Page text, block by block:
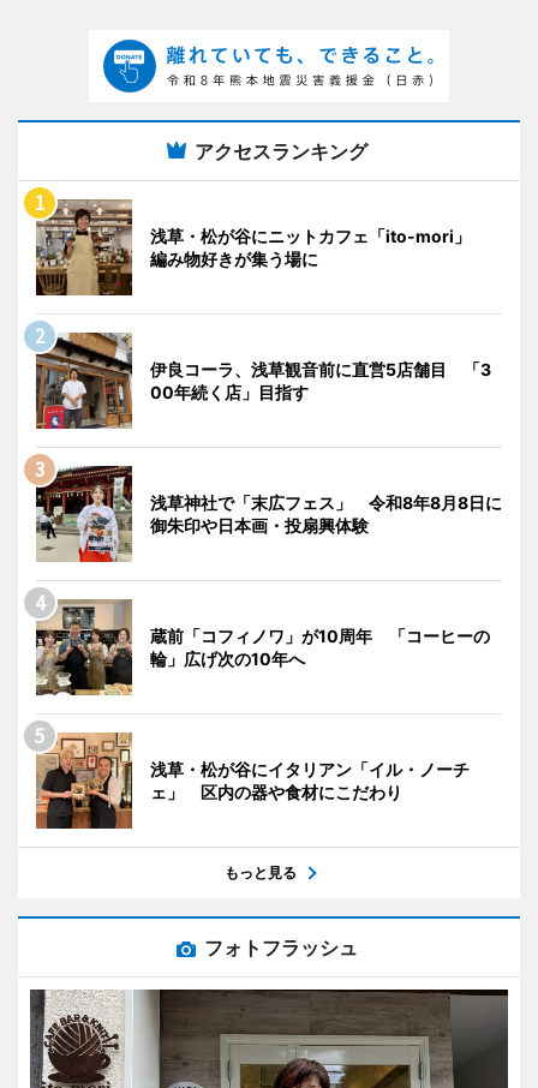
アクセスランキング
浅草・松が谷にニットカフェ「ito-mori」
編み物好きが集う場に
伊良コーラ、浅草観音前に直営5店舗目 「3
00年続く店」目指す
浅草神社で「末広フェス」 令和8年8月8日に
御朱印や日本画・投扇興体験
蔵前「コフィノワ」が10周年 「コーヒーの
輪」広げ次の10年へ
浅草・松が谷にイタリアン「イル・ノーチ
ェ」 区内の器や食材にこだわり
もっと見る
フォトフラッシュ